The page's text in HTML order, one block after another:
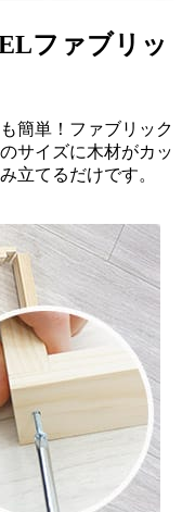
ファブリッ
簡単！ファブリック
サイズに木材がカッ
立てるだけです。